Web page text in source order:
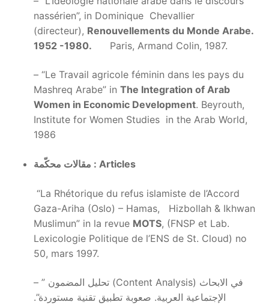
nassérien”, in Dominique Chevallier
(directeur), Renouvellements du Monde Arabe.
1952 -1980. Paris, Armand Colin, 1987.
– “Le Travail agricole féminin dans les pays du
Mashreq Arabe” in The Integration of Arab
Women in Economic Development. Beyrouth,
Institute for Women Studies in the Arab World,
1986
مقالات محكّمة : Articles
“La Rhétorique du refus islamiste de l’Accord
Gaza-Ariha (Oslo) – Hamas, Hizbollah & Ikhwan
Muslimun” in la revue MOTS, (FNSP et Lab.
Lexicologie Politique de l’ENS de St. Cloud) no
50, mars 1997.
– ” تحليل المضمون (Content Analysis) في الابحاث
الإجتماعية العربية. صعوبة تطبيق تقنية مستوردة”.